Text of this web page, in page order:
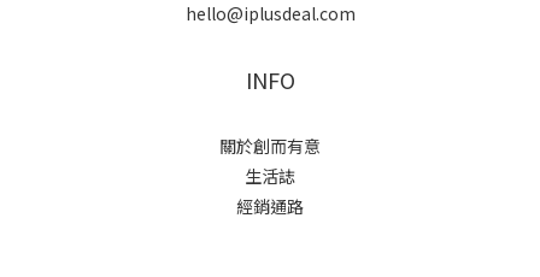
hello@iplusdeal.com
INFO
關於創而有意
生活誌
經銷通路